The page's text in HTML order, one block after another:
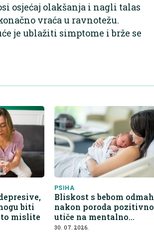
osjećaj olakšanja i nagli talas
vraća u ravnotežu.
je ublažiti simptome i brže se
biti
mislite
PSIHA
Bliskost s bebom odmah
nakon poroda pozitivno
utiče na mentalno
zdravlje majke
30. 07. 2026.